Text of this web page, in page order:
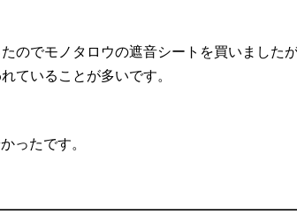
のでモノタロウの遮音シートを買いました
ていることが多いです。
ったです。